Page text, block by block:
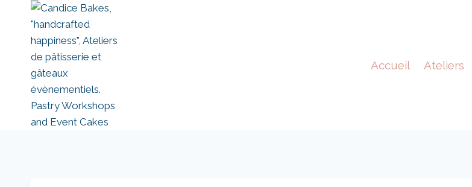
contenu
Accueil Ateliers